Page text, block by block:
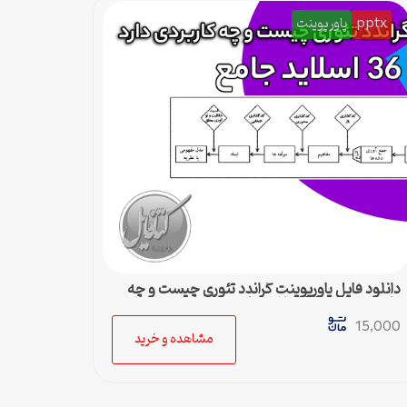
pptx پاورپوینت
دانلود فایل پاورپوینت گراندد تئوری چیست و چه
کاربردی دارد – 36 اسلاید جامع
15,000
مشاهده و خرید